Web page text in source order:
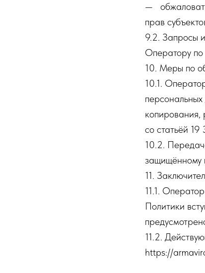
—
прав
9.2. Запросы
Оператору по
10. Меры по
10.1.
копирования,
со статьёй
10.2.
защищённому
11.
11.1.
Политики
11.2.
https://